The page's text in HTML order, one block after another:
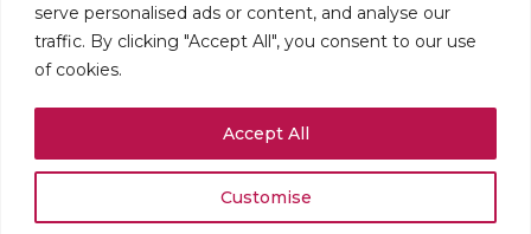
serve personalised ads or content, and analyse our
traffic. By clicking "Accept All", you consent to our use
of cookies.
Customise
Accept All
Mentions légales
Paramétrer les cookies
109 boulevard Haussmann
75008 PARIS